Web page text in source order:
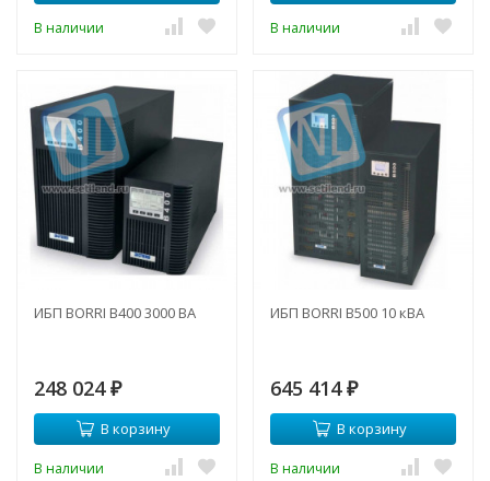
В наличии В наличии
ИБП BORRI B400 3000 ВА
248 024 ₽
В корзину
В наличии
ИБП BORRI B500 10 кВА
645 414 ₽
В корзину
В наличии